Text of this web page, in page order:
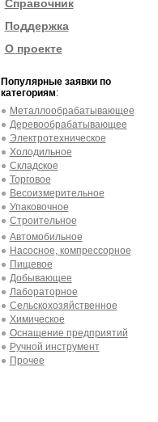
Справочник
Поддержка
О проекте
Популярные заявки по
категориям:
Металлообрабатывающее
Деревообрабатывающее
Электротехническое
Холодильное
Складское
Торговое
Весоизмерительное
Упаковочное
Строительное
Автомобильное
Насосное, компрессорное
Пищевое
Добывающее
Лабораторное
Сельскохозяйственное
Химическое
Оснащение предприятий
Ручной инструмент
Прочее